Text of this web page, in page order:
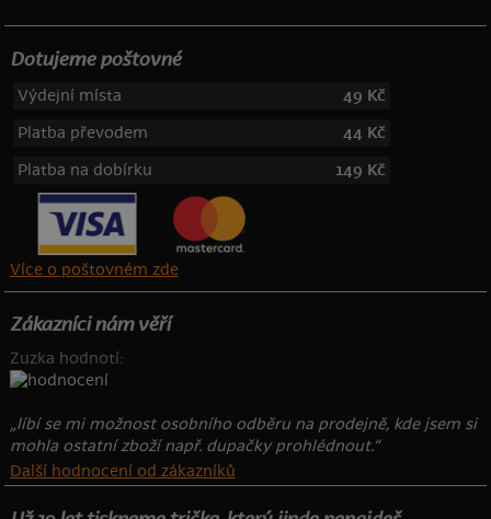
Dotujeme poštovné
Výdejní místa
49 Kč
Platba převodem
44 Kč
Platba na dobírku
149 Kč
Více o poštovném zde
Zákazníci nám věří
Zuzka hodnotí:
„líbí se mi možnost osobního odběru na prodejně, kde jsem si
mohla ostatní zboží např. dupačky prohlédnout.“
Další hodnocení od zákazníků